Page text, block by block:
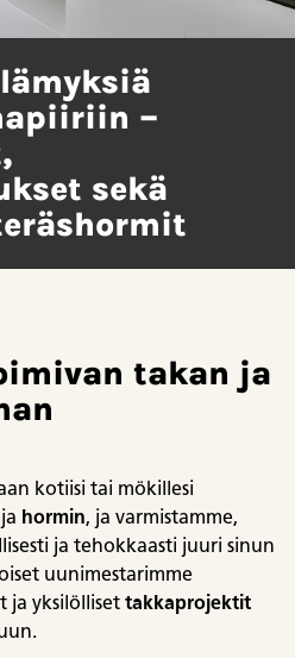
–
sekä
takan ja
kotiisi tai mökillesi
ja hormin, ja varmistamme,
ja tehokkaasti juuri sinun
uunimestarimme
ja yksilölliset takkaprojektit